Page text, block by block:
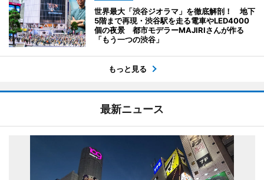
世界最大「渋谷ジオラマ」を徹底解剖！ 地下
5階まで再現・渋谷駅を走る電車やLED4000
個の夜景 都市モデラーMAJIRIさんが作る
「もう一つの渋谷」
もっと見る
最新ニュース